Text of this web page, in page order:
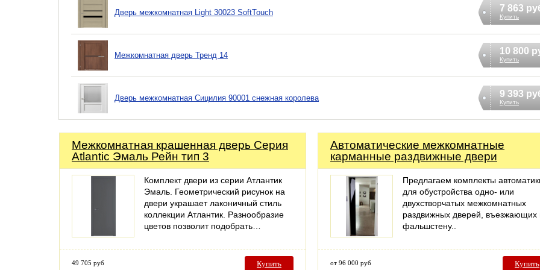
Дверь межкомнатная Light 30023 SoftTouch 7 863
Купить
Межкомнатная дверь Тренд 14 10 800
Купить
Дверь межкомнатная Сицилия 90001 снежная королева 9 393
Купить
Межкомнатная крашенная дверь Серия
Atlantic Эмаль Рейн тип 3
Комплект двери из серии Атлантик
Эмаль. Геометрический рисунок на
двери украшает лаконичный стиль
коллекции Атлантик. Разнообразие
цветов позволит подобрать…
49 705 руб Купить
Автоматические межкомнатные
карманные раздвижные двери
Предлагаем комплекты
для обустройства одно- или
двухстворчатых межкомнатных
раздвижных дверей, въезжающих
фальшстену..
от 96 000 руб Купить